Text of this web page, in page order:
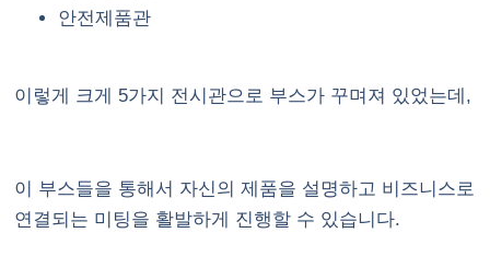
안전제품관
이렇게 크게 5가지 전시관으로 부스가 꾸며져 있었는데,
이 부스들을 통해서 자신의 제품을 설명하고 비즈니스로
연결되는 미팅을 활발하게 진행할 수 있습니다.